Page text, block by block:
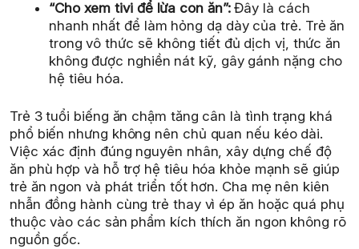
“Cho xem tivi để lừa con ăn”:Đây là cách
nhanh nhất để làm hỏng dạ dày của trẻ. Trẻ ăn
trong vô thức sẽ không tiết đủ dịch vị, thức ăn
không được nghiền nát kỹ, gây gánh nặng cho
hệ tiêu hóa.
Trẻ 3 tuổi biếng ăn chậm tăng cân là tình trạng khá
phổ biến nhưng không nên chủ quan nếu kéo dài.
Việc xác định đúng nguyên nhân, xây dựng chế độ
ăn phù hợp và hỗ trợ hệ tiêu hóa khỏe mạnh sẽ giúp
trẻ ăn ngon và phát triển tốt hơn. Cha mẹ nên kiên
nhẫn đồng hành cùng trẻ thay vì ép ăn hoặc quá phụ
thuộc vào các sản phẩm kích thích ăn ngon không rõ
nguồn gốc.